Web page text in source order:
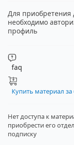
Для приобретения
необходимо
профиль
faq
Купить материал за
Нет доступа к
приобрести его
подписку